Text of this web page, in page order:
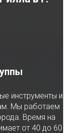
инструменты и
Мы работаем
Время на
от 40 до 60